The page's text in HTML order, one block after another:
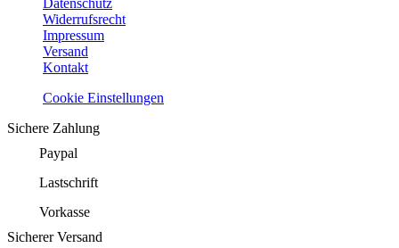
Datenschutz
Widerrufsrecht
Impressum
Versand
Kontakt
Cookie Einstellungen
Sichere Zahlung
Paypal
Lastschrift
Vorkasse
Sicherer Versand